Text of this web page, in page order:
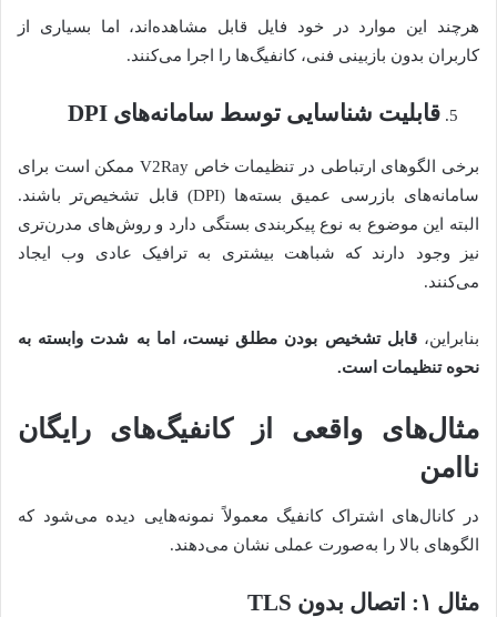
هرچند این موارد در خود فایل قابل مشاهده‌اند، اما بسیاری از
کاربران بدون بازبینی فنی، کانفیگ‌ها را اجرا می‌کنند.
قابلیت شناسایی توسط سامانه‌های DPI
برخی الگوهای ارتباطی در تنظیمات خاص V2Ray ممکن است برای
سامانه‌های بازرسی عمیق بسته‌ها (DPI) قابل تشخیص‌تر باشند.
البته این موضوع به نوع پیکربندی بستگی دارد و روش‌های مدرن‌تری
نیز وجود دارند که شباهت بیشتری به ترافیک عادی وب ایجاد
می‌کنند.
بنابراین،قابل تشخیص بودن مطلق نیست، اما به شدت وابسته به
نحوه تنظیمات است.
مثال‌های واقعی از کانفیگ‌های رایگان
ناامن
در کانال‌های اشتراک کانفیگ معمولاً نمونه‌هایی دیده می‌شود که
الگوهای بالا را به‌صورت عملی نشان می‌دهند.
مثال ۱: اتصال بدون TLS